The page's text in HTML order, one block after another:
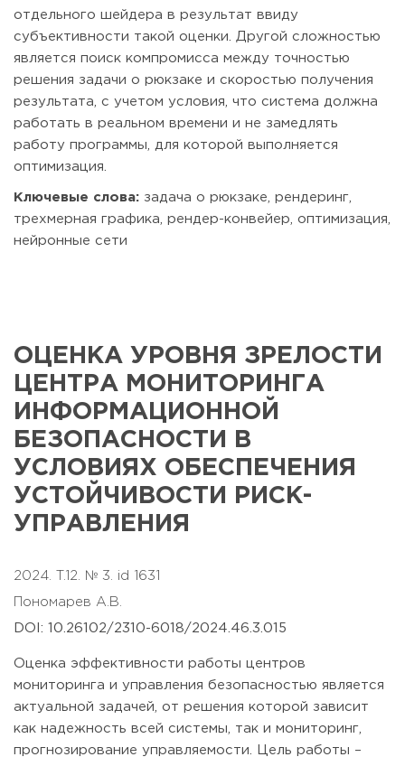
отдельного шейдера в результат ввиду
субъективности такой оценки. Другой сложностью
является поиск компромисса между точностью
решения задачи о рюкзаке и скоростью получения
результата, с учетом условия, что система должна
работать в реальном времени и не замедлять
работу программы, для которой выполняется
оптимизация.
Ключевые слова: задача о рюкзаке, рендеринг,
трехмерная графика, рендер-конвейер, оптимизация,
нейронные сети
ОЦЕНКА УРОВНЯ ЗРЕЛОСТИ
ЦЕНТРА МОНИТОРИНГА
ИНФОРМАЦИОННОЙ
БЕЗОПАСНОСТИ В
УСЛОВИЯХ ОБЕСПЕЧЕНИЯ
УСТОЙЧИВОСТИ РИСК-
УПРАВЛЕНИЯ
2024. T.12. № 3. id 1631
Пономарев А.В.
DOI: 10.26102/2310-6018/2024.46.3.015
Оценка эффективности работы центров
мониторинга и управления безопасностью является
актуальной задачей, от решения которой зависит
как надежность всей системы, так и мониторинг,
прогнозирование управляемости. Цель работы –